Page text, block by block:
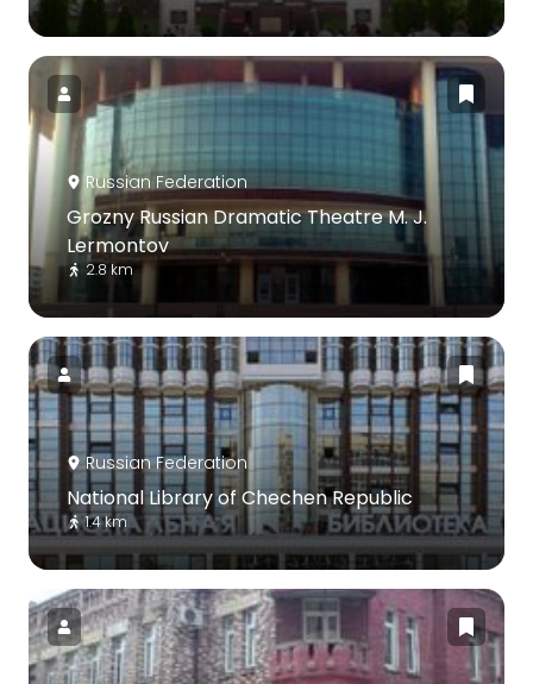
Russian Federation
Grozny Russian Dramatic Theatre M. J.
Lermontov
2.8 km
Russian Federation
National Library of Chechen Republic
1.4 km